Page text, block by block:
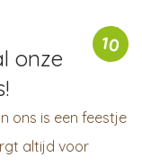
10
onze
ons is een feestje
altijd voor